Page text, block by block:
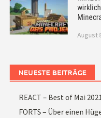
August
NEUESTE BEITRÄGE
REACT – Best of Mai
FORTS – Über einen